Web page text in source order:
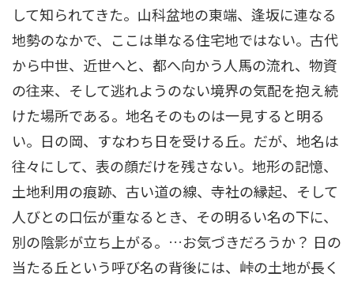
して知られてきた。山科盆地の東端、逢坂に連なる
地勢のなかで、ここは単なる住宅地ではない。古代
から中世、近世へと、都へ向かう人馬の流れ、物資
の往来、そして逃れようのない境界の気配を抱え続
けた場所である。地名そのものは一見すると明る
い。日の岡、すなわち日を受ける丘。だが、地名は
往々にして、表の顔だけを残さない。地形の記憶、
土地利用の痕跡、古い道の線、寺社の縁起、そして
人びとの口伝が重なるとき、その明るい名の下に、
別の陰影が立ち上がる。…お気づきだろうか？ 日の
当たる丘という呼び名の背後には、峠の土地が長く